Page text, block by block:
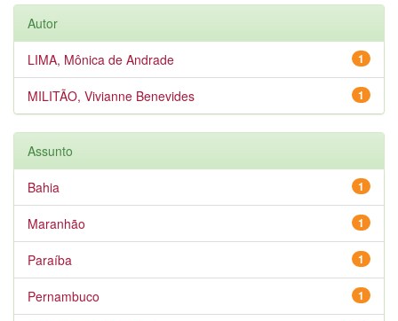
Autor
1
LIMA, Mônica de Andrade
1
MILITÃO, Vivianne Benevides
Assunto
1
Bahia
1
Maranhão
1
Paraíba
1
Pernambuco